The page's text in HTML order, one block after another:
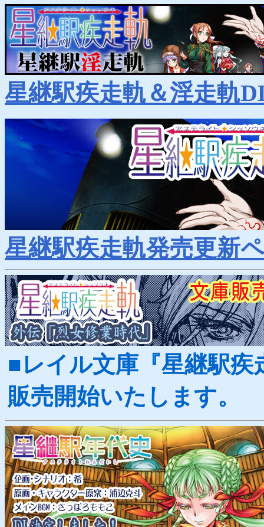
2013.06.27
『希文堂掌篇集』発売記念Twitterアイコンをさらに追加し
2013.06.20
『希文堂掌篇集』発売記念Twitterアイコンを追加しました！
『希文堂掌篇集』予約受け付け2013/05/29まで（告知ページへ
『希文堂掌篇集』予約受け付け開始！（告知ページへ）
2013.05.16
『希文堂掌篇集』発表！
過去のＦＣ会報「月刊うそ」や、数々の販促物、同人誌等
2013.05.07
「紅殻町博物誌」キャンペーン期間を終了しました！
2013.04.26
「紅殻町博物誌」キャンペーン期間を2013/05/06まで延長
2013.03.29
「紅殻町博物誌」キャンペーン販売情報
『星継駅蒐集箱』発売開始しました！ （発売日更新）
『星継駅蒐集箱』マスターアップしました！
『星継駅蒐集箱』 サンプルテキスト（第三弾未来編）
『星継駅蒐集箱』サンプルテキスト（第二弾現在編）
を追
『星継駅蒐集箱』各店舗特典情報 ／サンプルボイス／サン
星継駅疾走軌＆淫走軌
星継駅疾走軌発売更新
■レイル文庫『星継駅疾
販売開始いたします。